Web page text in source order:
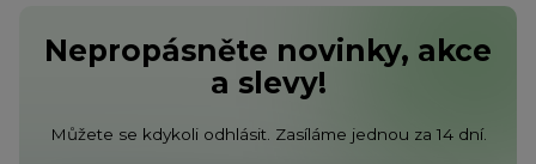
Nepropásněte novinky, akce
a slevy!
Můžete se kdykoli odhlásit. Zasíláme jednou za 14 dní.